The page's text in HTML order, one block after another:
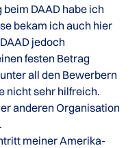
DAAD habe ich
bekam ich auch hier
jedoch
festen Betrag
all den Bewerbern
nicht sehr hilfreich.
anderen Organisation
meiner Amerika-